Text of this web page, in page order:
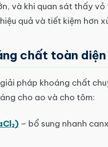
và khi quan sát thấy
quả và tiết kiệm hơn
chất toàn diện
pháp khoáng chất
cho ao và cho tôm:
– bổ sung nhanh